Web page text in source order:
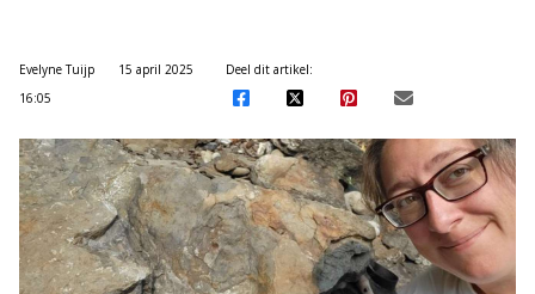
Evelyne Tuijp
15 april 2025
16:05
Deel dit artikel: